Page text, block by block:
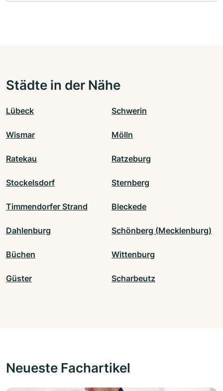
Städte in der Nähe
Lübeck Schwerin
Wismar Mölln
Ratekau Ratzeburg
Stockelsdorf Sternberg
Timmendorfer Strand Bleckede
Dahlenburg Schönberg (Mecklenburg)
Büchen Wittenburg
Güster Scharbeutz
Neueste Fachartikel